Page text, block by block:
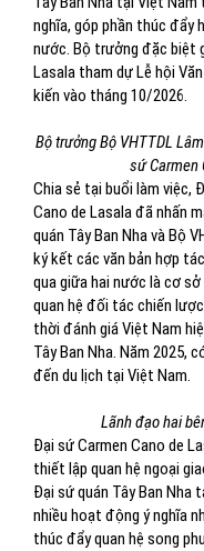
nghĩa, góp phần thúc đẩy
nước. Bộ trưởng đặc biệt
Lasala tham dự Lễ hội
kiến vào tháng 10/2026.
Bộ trưởng Bộ VHTTDL
sứ Carmen
Chia sẻ tại buổi làm việc,
Cano de Lasala đã nhấn
quán Tây Ban Nha và Bộ
ký kết các văn bản hợp
qua giữa hai nước là cơ
quan hệ đối tác chiến
thời đánh giá Việt Nam
Tây Ban Nha. Năm 2025,
đến du lịch tại Việt Nam.
Lãnh đạo hai
Đại sứ Carmen Cano de
thiết lập quan hệ ngoại
Đại sứ quán Tây Ban Nha
nhiều hoạt động ý nghĩa
thúc đẩy quan hệ song